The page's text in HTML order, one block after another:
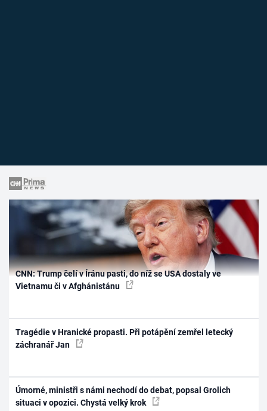
CNN: Trump čelí v Íránu pasti, do níž se USA dostaly ve
Vietnamu či v Afghánistánu
Tragédie v Hranické propasti. Při potápění zemřel letecký
záchranář Jan
Úmorné, ministři s námi nechodí do debat, popsal Grolich
situaci v opozici. Chystá velký krok